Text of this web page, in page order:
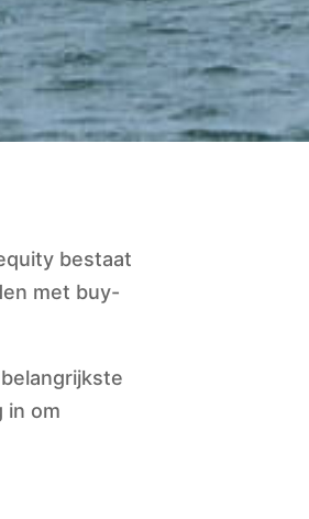
bestaat
met buy-
in om